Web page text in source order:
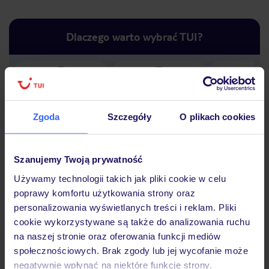
Zgoda Szczegóły O plikach cookies
Szanujemy Twoją prywatność
Używamy technologii takich jak pliki cookie w celu
poprawy komfortu użytkowania strony oraz
personalizowania wyświetlanych treści i reklam. Pliki
cookie wykorzystywane są także do analizowania ruchu
na naszej stronie oraz oferowania funkcji mediów
społecznościowych. Brak zgody lub jej wycofanie może
negatywnie wpłynąć na niektóre funkcje strony.
Dlaczego warto wybrać TUI?
Lider niskich cen
Największe biuro
podróży w Polsce
30 lat w
Hotel
Opinie